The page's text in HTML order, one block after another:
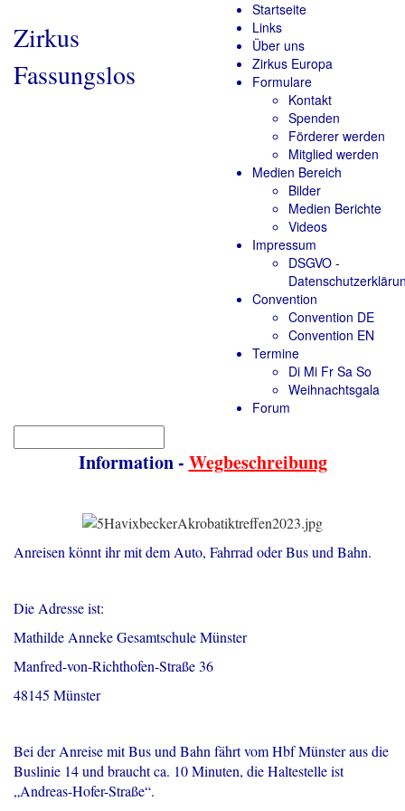
Zirkus
Fassungslos
Startseite
Links
Über uns
Zirkus Europa
Formulare
Kontakt
Spenden
Förderer werden
Mitglied werden
Medien Bereich
Bilder
Medien Berichte
Videos
Impressum
DSGVO -
Convention
Convention DE
Convention EN
Termine
Di Mi Fr Sa So
Weihnachtsgala
Forum
Information- Wegbeschreibung
Anreisen könnt ihr mit dem Auto, Fahrrad oder Bus und Bahn.
Die Adresse ist:
Mathilde Anneke Gesamtschule Münster
Manfred-von-Richthofen-Straße 36
48145 Münster
Bei der Anreise mit Bus und Bahn fährt vom Hbf Münster aus die
Buslinie 14 und braucht ca. 10 Minuten, die Haltestelle ist
„Andreas-Hofer-Straße“.